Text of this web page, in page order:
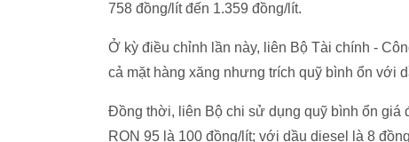
758 đồng/lít đến 1.359 đồng/lít.
Ở kỳ điều chỉnh lần này, liên Bộ Tài chính -
cả mặt hàng xăng nhưng trích quỹ bình ổn với
Đồng thời, liên Bộ chi sử dụng quỹ bình ổn giá
RON 95 là 100 đồng/lít; với dầu diesel là 8